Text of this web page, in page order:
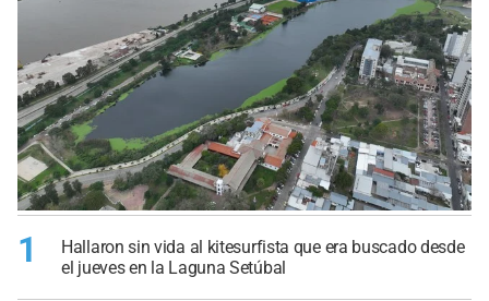
1
Hallaron sin vida al kitesurfista que era buscado desde
el jueves en la Laguna Setúbal